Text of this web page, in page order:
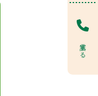
電話する